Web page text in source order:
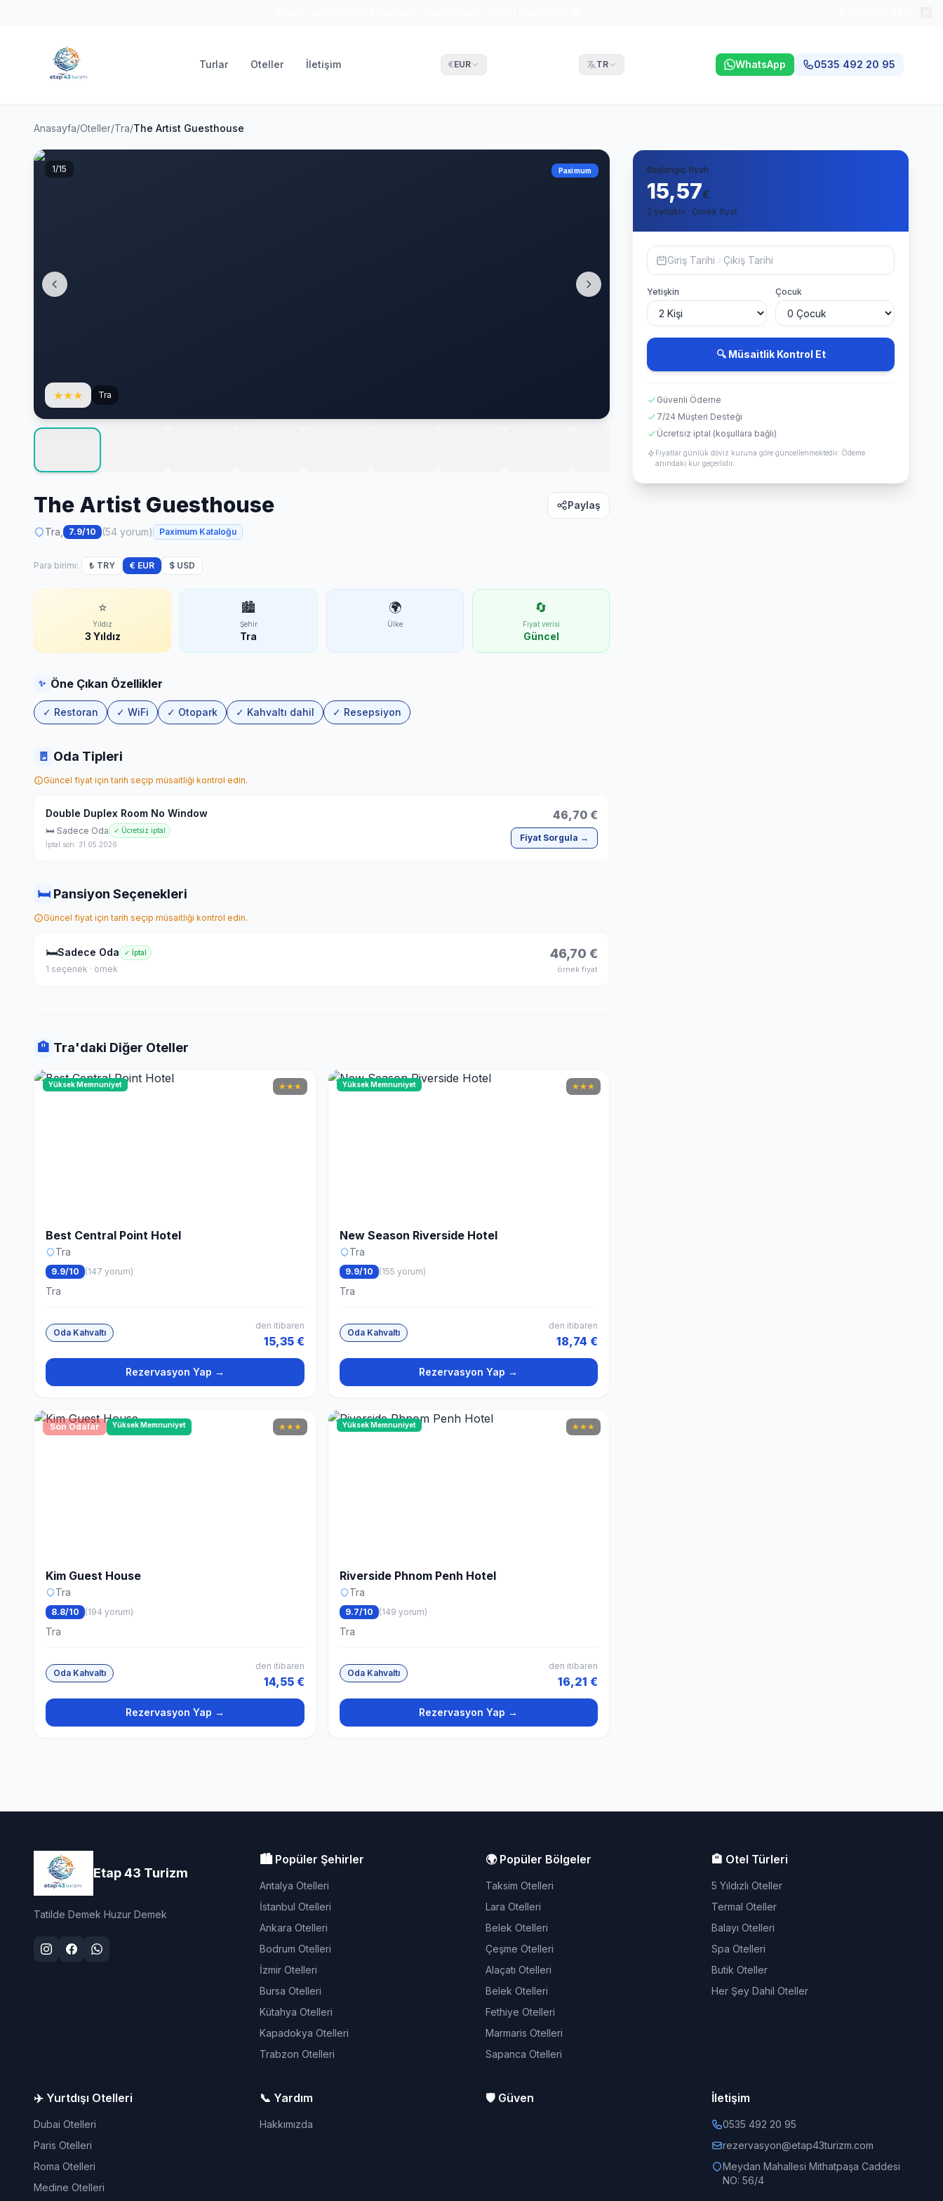
Turlar Oteller İletişim €EUR TR WhatsApp 0535 492 20 95
Anasayfa/Oteller/Tra/The Artist Guesthouse
★★★ Tra
Paximum
1/15
The Artist Guesthouse Paylaş
Tra, 7.9/10 (54 yorum) Paximum Kataloğu
Para birimi: ₺ TRY € EUR $ USD
⭐
Yıldız
3 Yıldız
🏙
Şehir
Tra
🌍
Ülke
🔄
Fiyat verisi
Güncel
✨ Öne Çıkan Özellikler
✓ Restoran ✓ WiFi ✓ Otopark ✓ Kahvaltı dahil ✓ Resepsiyon
🚪 Oda Tipleri
Güncel fiyat için tarih seçip müsaitliği kontrol edin.
Double Duplex Room No Window
🛏 Sadece Oda
✓ Ücretsiz iptal
İptal son: 31.05.2026
46,70 €
Fiyat Sorgula →
🛏 Pansiyon Seçenekleri
Güncel fiyat için tarih seçip müsaitliği kontrol edin.
🛏Sadece Oda ✓ İptal
1 seçenek · örnek
46,70 €
örnek fiyat
🏨 Tra'daki Diğer Oteller
Yüksek Memnuniyet ★★★
Best Central Point Hotel
Tra
9.9/10 (147 yorum)
Tra
Oda Kahvaltı
den itibaren
15,35 €
Rezervasyon Yap →
Yüksek Memnuniyet ★★★
New Season Riverside Hotel
Tra
9.9/10 (155 yorum)
Tra
Oda Kahvaltı
den itibaren
18,74 €
Rezervasyon Yap →
Son Odalar Yüksek Memnuniyet ★★★
Kim Guest House
Tra
8.8/10 (194 yorum)
Tra
Oda Kahvaltı
den itibaren
14,55 €
Rezervasyon Yap →
Yüksek Memnuniyet ★★★
Riverside Phnom Penh Hotel
Tra
9.7/10 (149 yorum)
Tra
Oda Kahvaltı
den itibaren
16,21 €
Rezervasyon Yap →
Başlangıç fiyatı
15,57€
2 yetişkin · Örnek fiyat
Giriş Tarihi Çıkış Tarihi
Yetişkin Çocuk
🔍 Müsaitlik Kontrol Et
Güvenli Ödeme
7/24 Müşteri Desteği
Ücretsiz iptal (koşullara bağlı)
Fiyatlar günlük döviz kuruna göre güncellenmektedir. Ödeme
anındaki kur geçerlidir.
Etap 43 Turizm
Tatilde Demek Huzur Demek
🏙️ Popüler Şehirler
Antalya Otelleri
İstanbul Otelleri
Ankara Otelleri
Bodrum Otelleri
İzmir Otelleri
Bursa Otelleri
Kütahya Otelleri
Kapadokya Otelleri
Trabzon Otelleri
🌍 Popüler Bölgeler
Taksim Otelleri
Lara Otelleri
Belek Otelleri
Çeşme Otelleri
Alaçatı Otelleri
Belek Otelleri
Fethiye Otelleri
Marmaris Otelleri
Sapanca Otelleri
🏨 Otel Türleri
5 Yıldızlı Oteller
Termal Oteller
Balayı Otelleri
Spa Otelleri
Butik Oteller
Her Şey Dahil Oteller
✈️ Yurtdışı Otelleri
Dubai Otelleri
Paris Otelleri
Roma Otelleri
Medine Otelleri
📞 Yardım
Hakkımızda
🛡️ Güven İletişim
0535 492 20 95
rezervasyon@etap43turizm.com
Meydan Mahallesi Mithatpaşa Caddesi
NO: 56/4